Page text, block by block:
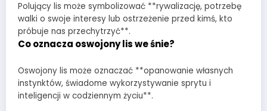
Polujący lis może symbolizować **rywalizację, potrzebę
walki o swoje interesy lub ostrzeżenie przed kimś, kto
próbuje nas przechytrzyć**.
Co oznacza oswojony lis we śnie?
Oswojony lis może oznaczać **opanowanie własnych
instynktów, świadome wykorzystywanie sprytu i
inteligencji w codziennym życiu**.